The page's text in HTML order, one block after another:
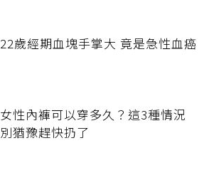
22歲經期血塊手掌大 竟是急性血癌
女性內褲可以穿多久？這3種情況
別猶豫趕快扔了